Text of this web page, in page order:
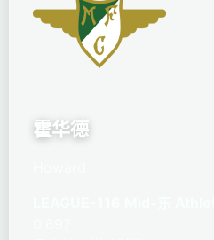
霍华德